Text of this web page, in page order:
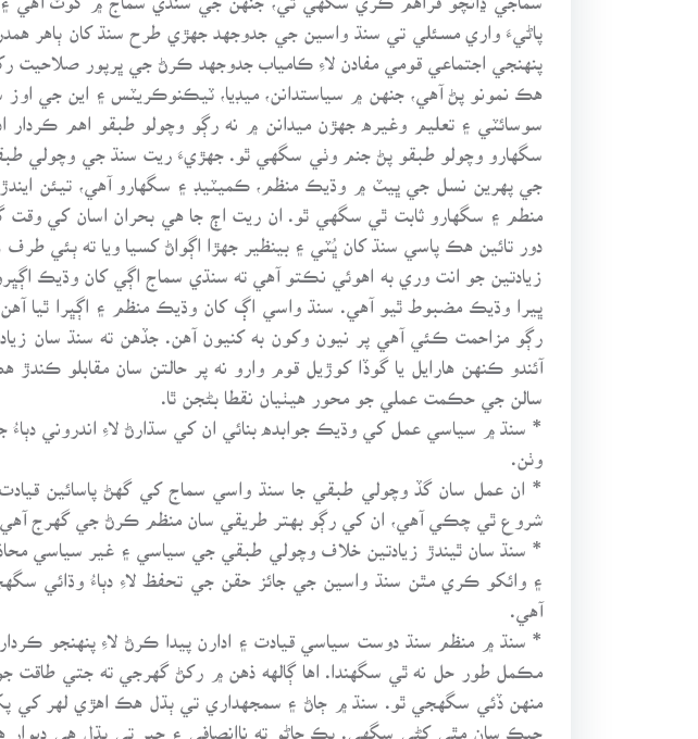
پاڻيءَ واري مسئلي تي سنڌ واسين جي جدوجهد جهڙي طرح سنڌ کان ٻاهر
پنهنجي اجتماعي قومي مفادن لاءِ ڪامياب جدوجهد ڪرڻ جي ڀرپور صلاحيت
هڪ نمونو پڻ آهي، جنهن ۾ سياستدانن، ميڊيا، ٽيڪنوڪريٽس ۽ اين جي
سوسائٽي ۽ تعليم وغيره جهڙن ميدانن ۾ نه رڳو وچولو طبقو اهم
سگهارو وچولو طبقو پڻ جنم وٺي سگهي ٿو. جهڙيءَ ريت سنڌ جي وچولي
جي پهرين نسل جي ڀيٽ ۾ وڌيڪ منظم، ڪميٽيڊ ۽ سگهارو آهي، تيئن
منطم ۽ سگهارو ثابت ٿي سگهي ٿو. ان ريت اڄ جا هي بحران اسان کي
دور تائين هڪ پاسي سنڌ کان ڀُٽي ۽ بينظير جهڙا اڳواڻ کسيا ويا ته
زيادتين جو انت وري به اهوئي نڪتو آهي ته سنڌي سماج اڳي کان وڌيڪ
ڀيرا وڌيڪ مضبوط ٿيو آهي. سنڌ واسي اڳ کان وڌيڪ منظم ۽ اڳڀرا ٿيا
رڳو مزاحمت ڪئي آهي پر نيون وکون به کنيون آهن. جڏهن ته سنڌ سان
آئندو ڪنهن هارايل يا گوڏا کوڙيل قوم وارو نه پر حالتن سان مقابلو
سالن جي حڪمت عملي جو محور هيٺيان نقطا بڻجن ٿا.
* سنڌ ۾ سياسي عمل کي وڌيڪ جوابده بنائي ان کي سڌارڻ لاءِ اندروني دٻاءُ
* ان عمل سان گڏ وچولي طبقي جا سنڌ واسي سماج کي گهڻ پاسائين قيادت
شروع ٿي چڪي آهي، ان کي رڳو بهتر طريقي سان منظم ڪرڻ جي گهرج آهي.
* سنڌ سان ٿيندڙ زيادتين خلاف وچولي طبقي جي سياسي ۽ غير سياسي
۽ وائکو ڪري مٿن سنڌ واسين جي جائز حقن جي تحفظ لاءِ دٻاءُ وڌائي
آهي.
* سنڌ ۾ منظم سنڌ دوست سياسي قيادت ۽ ادارن پيدا ڪرڻ لاءِ پنهنجو
مڪمل طور حل نه ٿي سگهندا. اها ڳالهه ذهن ۾ رکڻ گهرجي ته جتي طاقت
منهن ڏئي سگهجي ٿو. سنڌ ۾ ڄاڻ ۽ سمجهداري تي ٻڌل هڪ اهڙي لهر
جيڪ سان مٿي کڻي سگهي. پڪ ڄاڻو ته ناانصافي ۽ جبر تي ٻڌل هي